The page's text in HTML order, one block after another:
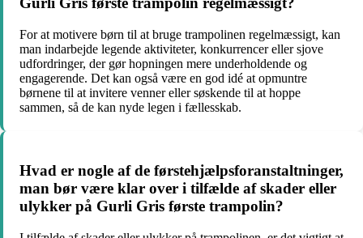
For at motivere børn til at bruge trampolinen regelmæssigt, kan
man indarbejde legende aktiviteter, konkurrencer eller sjove
udfordringer, der gør hopningen mere underholdende og
engagerende. Det kan også være en god idé at opmuntre
børnene til at invitere venner eller søskende til at hoppe
sammen, så de kan nyde legen i fællesskab.
Hvad er nogle af de førstehjælpsforanstaltninger,
man bør være klar over i tilfælde af skader eller
ulykker på Gurli Gris første trampolin?